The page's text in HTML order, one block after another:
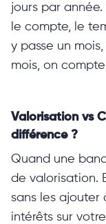
jours par
le compte, le
y passe un mois,
mois, on compte
Valorisation vs
différence ?
Quand une
de valorisation.
sans les ajouter
intérêts sur